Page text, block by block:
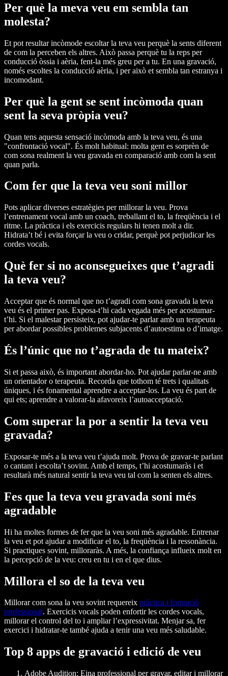
Per què la meva veu em sembla tan
molesta?
Et pot resultar incòmode escoltar la teva veu perquè la sents diferent
de com la perceben els altres. Això passa perquè tu la reps per
conducció òssia i aèria, fent-la més greu per a tu. En una gravació,
només escoltes la conducció aèria, i per això et sembla tan estranya i
incomodant.
Per què la gent se sent incòmoda quan
sent la seva pròpia veu?
Quan tens aquesta sensació incòmoda amb la teva veu, és una
"confrontació vocal". És molt habitual: molta gent es sorprèn de
com sona realment la veu gravada en comparació amb com la sent
quan parla.
Com fer que la teva veu soni millor
Pots aplicar diverses estratègies per millorar la veu. Prova
l’entrenament vocal amb un coach, treballant el to, la freqüència i el
ritme. La pràctica i els exercicis regulars hi tenen molt a dir.
Hidrata’t bé i evita forçar la veu o cridar, perquè pot perjudicar les
cordes vocals.
Què fer si no aconsegueixes que t’agradi
la teva veu?
Acceptar que és normal que no t’agradi com sona gravada la teva
veu és el primer pas. Exposa-t’hi cada vegada més per acostumar-
t’hi. Si el malestar persisteix, pot ajudar-te parlar amb un terapeuta
per abordar possibles problemes subjacents d’autoestima o d’imatge.
És l’únic que no t’agrada de tu mateix?
Si et passa això, és important abordar-ho. Pot ajudar parlar-ne amb
un orientador o terapeuta. Recorda que tothom té trets i qualitats
úniques, i és fonamental aprendre a acceptar-los. La veu és part de
qui ets; aprendre a valorar-la afavoreix l’autoacceptació.
Com superar la por a sentir la teva veu
gravada?
Exposar-te més a la teva veu t’ajuda molt. Prova de gravar-te parlant
o cantant i escolta’t sovint. Amb el temps, t’hi acostumaràs i et
resultarà més natural sentir la teva veu tal com la senten els altres.
Fes que la teva veu gravada soni més
agradable
Hi ha moltes formes de fer que la veu soni més agradable. Entrenar
la veu et pot ajudar a modificar el to, la freqüència i la ressonància.
Si practiques sovint, milloraràs. A més, la confiança influeix molt en
la percepció de la veu: creu en tu i en el que dius.
Millora el so de la teva veu
Millorar com sona la veu sovint requereix pràctica i formació
professional. Exercicis vocals poden enfortir les cordes vocals,
millorar el control del to i ampliar l’expressivitat. Menjar sa, fer
exercici i hidratar-te també ajuda a tenir una veu més saludable.
Top 8 apps de gravació i edició de veu
Adobe Audition: Eina professional per gravar, editar i millorar